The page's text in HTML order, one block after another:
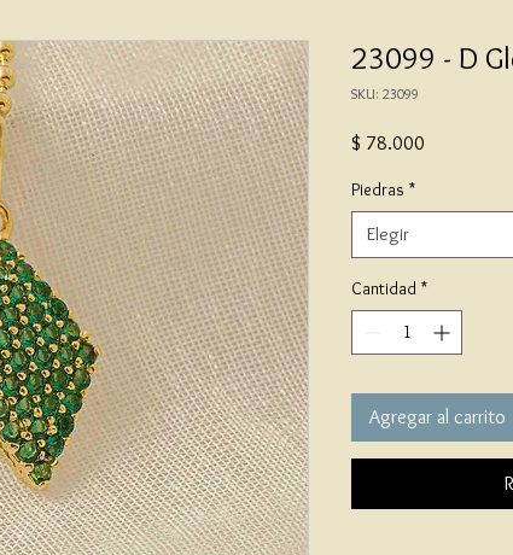
23099 - D
SKU: 23099
$ 78.000
Piedras *
Elegir
Cantidad *
Agregar al carrito